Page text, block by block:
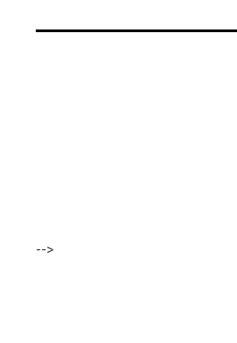
-->